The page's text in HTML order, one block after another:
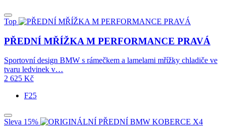
Top
PŘEDNÍ MŘÍŽKA M PERFORMANCE PRAVÁ
Sportovní design BMW s rámečkem a lamelami mřížky chladiče ve
tvaru ledvinek v…
2 625 Kč
F25
Sleva 15%